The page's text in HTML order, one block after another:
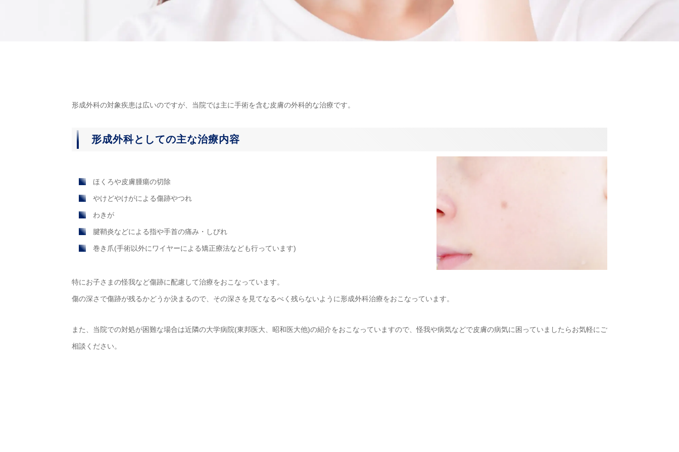
形成外科の対象疾患は広いのですが、当院では主に手術を含む皮膚の外科的な治療です。
形成外科としての主な治療内容
ほくろや皮膚腫瘍の切除
やけどやけがによる傷跡やつれ
わきが
腱鞘炎などによる指や手首の痛み・しびれ
巻き爪(手術以外にワイヤーによる矯正療法なども行っています)
特にお子さまの怪我など傷跡に配慮して治療をおこなっています。
傷の深さで傷跡が残るかどうか決まるので、その深さを見てなるべく残らないように形成外科治療をおこなっています。
また、当院での対処が困難な場合は近隣の大学病院(東邦医大、昭和医大他)の紹介をおこなっていますので、怪我や病気などで皮膚の病気に困っていましたらお気軽にご
相談ください。